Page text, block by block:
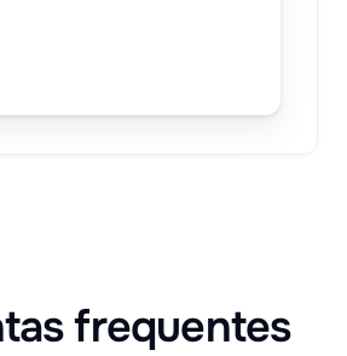
frequentes